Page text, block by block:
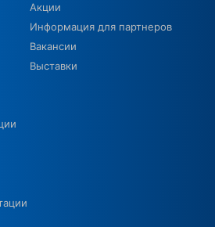
Акции
Информация для партнеров
Вакансии
Выставки